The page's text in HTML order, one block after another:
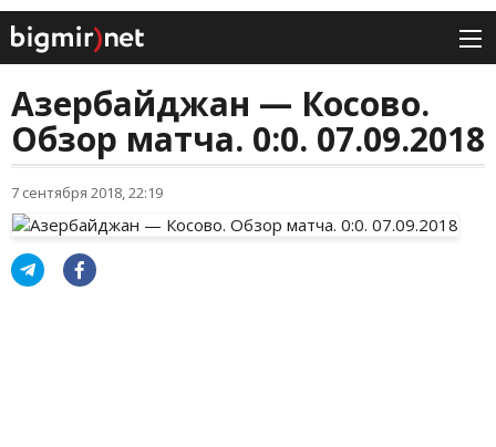
Азербайджан — Косово.
Обзор матча. 0:0. 07.09.2018
7 сентября 2018, 22:19